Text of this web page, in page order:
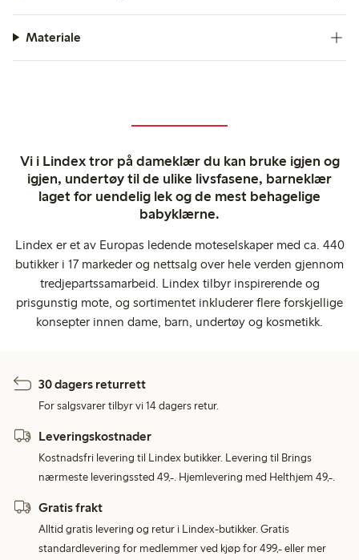
Materiale
Vi i Lindex tror på dameklær du kan bruke igjen og
igjen, undertøy til de ulike livsfasene, barneklær
laget for uendelig lek og de mest behagelige
babyklærne.
Lindex er et av Europas ledende moteselskaper med ca. 440
butikker i 17 markeder og nettsalg over hele verden gjennom
tredjepartssamarbeid. Lindex tilbyr inspirerende og
prisgunstig mote, og sortimentet inkluderer flere forskjellige
konsepter innen dame, barn, undertøy og kosmetikk.
30 dagers returrett
For salgsvarer tilbyr vi 14 dagers retur.
Leveringskostnader
Kostnadsfri levering til Lindex butikker. Levering til Brings
nærmeste leveringssted 49,-. Hjemlevering med Helthjem 49,-.
Gratis frakt
Alltid gratis levering og retur i Lindex-butikker. Gratis
standardlevering for medlemmer ved kjøp for 499,- eller mer